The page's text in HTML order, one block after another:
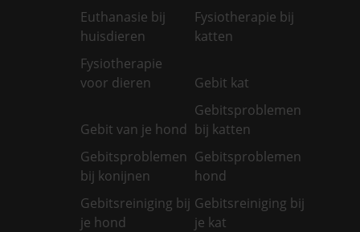
Euthanasie bij
huisdieren
Fysiotherapie bij
katten
Fysiotherapie
voor dieren
Gebit kat
Gebit van je hond
Gebitsproblemen
bij katten
Gebitsproblemen
bij konijnen
Gebitsproblemen
hond
Gebitsreiniging bij
je hond
Gebitsreiniging bij
je kat